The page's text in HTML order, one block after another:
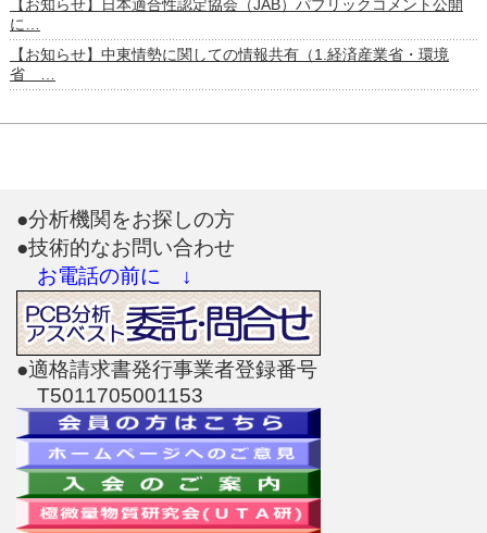
【お知らせ】日本適合性認定協会（JAB）パブリックコメント公開
に…
【お知らせ】中東情勢に関しての情報共有（1.経済産業省・環境
省 …
●分析機関をお探しの方
●技術的なお問い合わせ
お電話の前に ↓
●適格請求書発行事業者登録番号
T5011705001153